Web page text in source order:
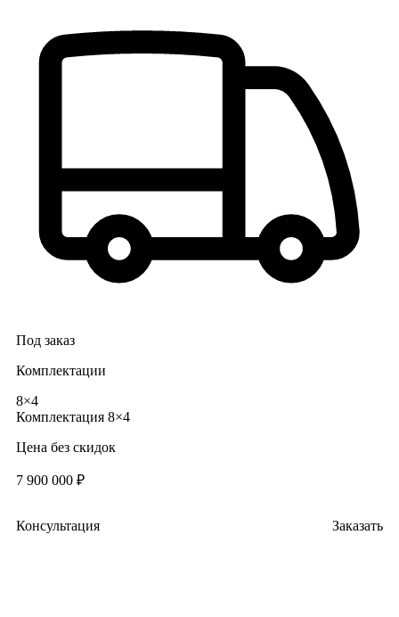
Под заказ
Комплектации
8×4
Комплектация 8×4
Цена без скидок
7 900 000 ₽
Консультация Заказать